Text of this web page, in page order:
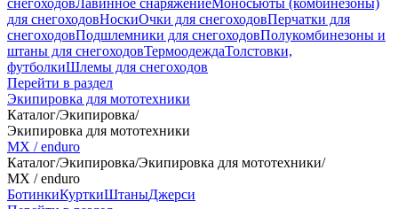
снегоходовЛавинное снаряжениеМоносьюты (комбинезоны)
для снегоходовНоскиОчки для снегоходовПерчатки для
снегоходовПодшлемники для снегоходовПолукомбинезоны и
штаны для снегоходовТермоодеждаТолстовки,
футболкиШлемы для снегоходов
Перейти в раздел
Экипировка для мототехники
Каталог/Экипировка/
Экипировка для мототехники
MX / enduro
Каталог/Экипировка/Экипировка для мототехники/
MX / enduro
БотинкиКурткиШтаныДжерси